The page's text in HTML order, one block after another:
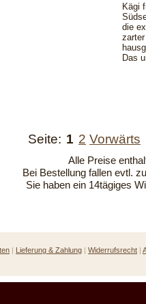
Kägi
die
Das
Seite: 1 2 Vorwärts
Alle Preise
Bei Bestellung fallen evtl.
Sie haben ein 14tägiges
| Lieferung & Zahlung | Widerrufsrecht |